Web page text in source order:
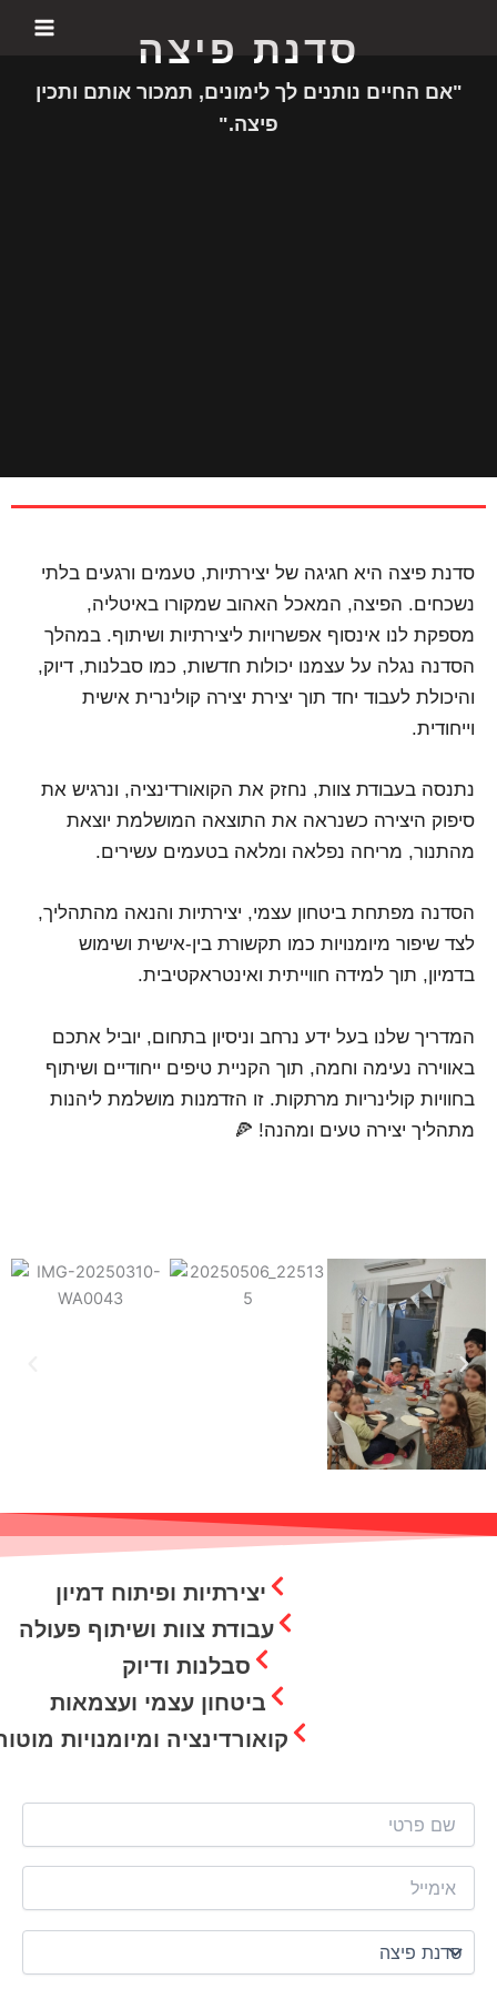
סדנת פיצה
"אם החיים נותנים לך לימונים, תמכור אותם ותכין
פיצה."
סדנת פיצה היא חגיגה של יצירתיות, טעמים ורגעים בלתי
נשכחים. הפיצה, המאכל האהוב שמקורו באיטליה,
מספקת לנו אינסוף אפשרויות ליצירתיות ושיתוף. במהלך
הסדנה נגלה על עצמנו יכולות חדשות, כמו סבלנות, דיוק,
והיכולת לעבוד יחד תוך יצירת יצירה קולינרית אישית
וייחודית.
נתנסה בעבודת צוות, נחזק את הקואורדינציה, ונרגיש את
סיפוק היצירה כשנראה את התוצאה המושלמת יוצאת
מהתנור, מריחה נפלאה ומלאה בטעמים עשירים.
הסדנה מפתחת ביטחון עצמי, יצירתיות והנאה מהתהליך,
לצד שיפור מיומנויות כמו תקשורת בין-אישית ושימוש
בדמיון, תוך למידה חווייתית ואינטראקטיבית.
המדריך שלנו בעל ידע נרחב וניסיון בתחום, יוביל אתכם
באווירה נעימה וחמה, תוך הקניית טיפים ייחודיים ושיתוף
בחוויות קולינריות מרתקות. זו הזדמנות מושלמת ליהנות
מתהליך יצירה טעים ומהנה! 🍕
יצירתיות ופיתוח דמיון
עבודת צוות ושיתוף פעולה
סבלנות ודיוק
ביטחון עצמי ועצמאות
קואורדינציה ומיומנויות